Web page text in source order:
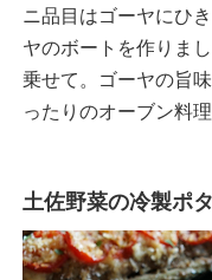
ニ品目はゴーヤにひ
ヤのボートを作りま
乗せて。ゴーヤの旨
ったりのオーブン料
土佐野菜の冷製ポ